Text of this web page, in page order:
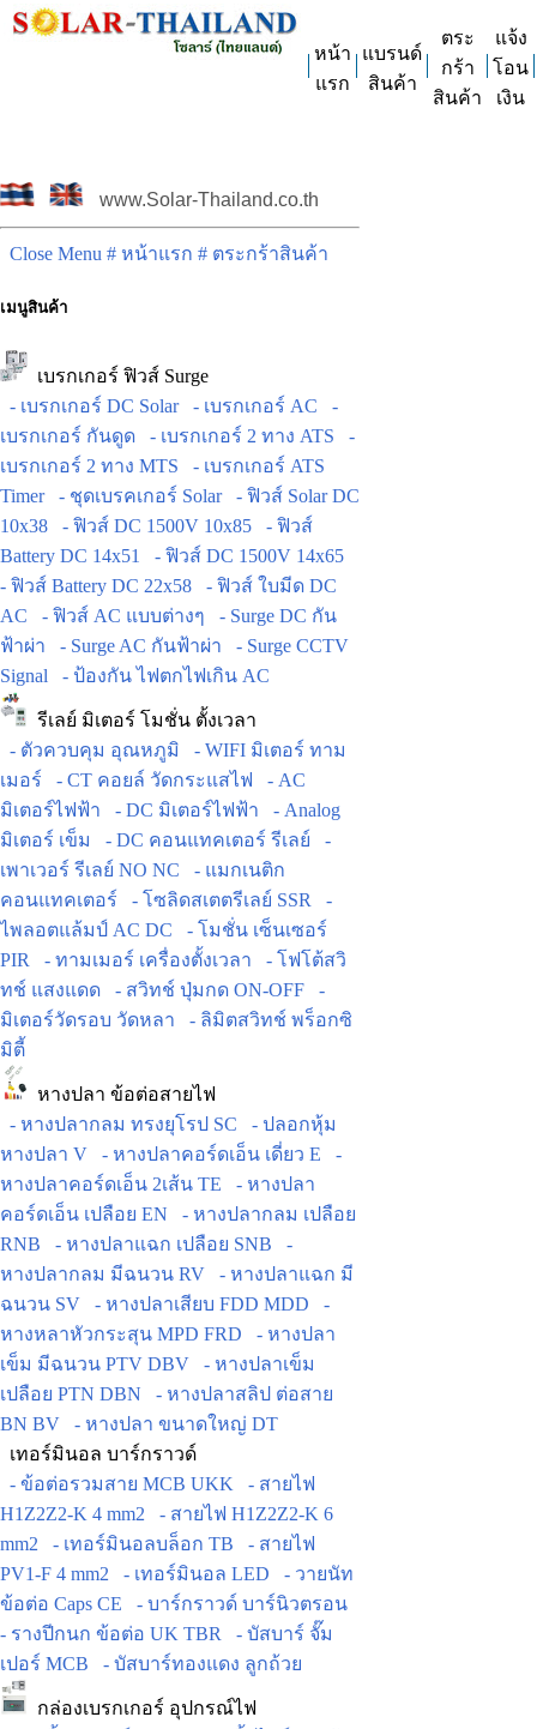
หน้า
แรก
แบรนด์
สินค้า
ตระ
กร้า
สินค้า
แจ้ง
โอน
เงิน
www.Solar-Thailand.co.th
Close Menu # หน้าแรก # ตระกร้าสินค้า
เมนูสินค้า
เบรกเกอร์ ฟิวส์ Surge
- เบรกเกอร์ DC Solar
- เบรกเกอร์ AC
-
เบรกเกอร์ กันดูด
- เบรกเกอร์ 2 ทาง ATS
-
เบรกเกอร์ 2 ทาง MTS
- เบรกเกอร์ ATS
Timer
- ชุดเบรคเกอร์ Solar
- ฟิวส์ Solar DC
10x38
- ฟิวส์ DC 1500V 10x85
- ฟิวส์
Battery DC 14x51
- ฟิวส์ DC 1500V 14x65
- ฟิวส์ Battery DC 22x58
- ฟิวส์ ใบมีด DC
AC
- ฟิวส์ AC แบบต่างๆ
- Surge DC กัน
ฟ้าผ่า
- Surge AC กันฟ้าผ่า
- Surge CCTV
Signal
- ป้องกัน ไฟตกไฟเกิน AC
รีเลย์ มิเตอร์ โมชั่น ตั้งเวลา
- ตัวควบคุม อุณหภูมิ
- WIFI มิเตอร์ ทาม
เมอร์
- CT คอยล์ วัดกระแสไฟ
- AC
มิเตอร์ไฟฟ้า
- DC มิเตอร์ไฟฟ้า
- Analog
มิเตอร์ เข็ม
- DC คอนแทคเตอร์ รีเลย์
-
เพาเวอร์ รีเลย์ NO NC
- แมกเนติก
คอนแทคเตอร์
- โซลิดสเตตรีเลย์ SSR
-
ไพลอตแล้มป์ AC DC
- โมชั่น เซ็นเซอร์
PIR
- ทามเมอร์ เครื่องตั้งเวลา
- โฟโต้สวิ
ทช์ แสงแดด
- สวิทช์ ปุ่มกด ON-OFF
-
มิเตอร์วัดรอบ วัดหลา
- ลิมิตสวิทช์ พร็อกซิ
มิตี้
หางปลา ข้อต่อสายไฟ
- หางปลากลม ทรงยุโรป SC
- ปลอกหุ้ม
หางปลา V
- หางปลาคอร์ดเอ็น เดี่ยว E
-
หางปลาคอร์ดเอ็น 2เส้น TE
- หางปลา
คอร์ดเอ็น เปลือย EN
- หางปลากลม เปลือย
RNB
- หางปลาแฉก เปลือย SNB
-
หางปลากลม มีฉนวน RV
- หางปลาแฉก มี
ฉนวน SV
- หางปลาเสียบ FDD MDD
-
หางหลาหัวกระสุน MPD FRD
- หางปลา
เข็ม มีฉนวน PTV DBV
- หางปลาเข็ม
เปลือย PTN DBN
- หางปลาสลิป ต่อสาย
BN BV
- หางปลา ขนาดใหญ่ DT
เทอร์มินอล บาร์กราวด์
- ข้อต่อรวมสาย MCB UKK
- สายไฟ
H1Z2Z2-K 4 mm2
- สายไฟ H1Z2Z2-K 6
mm2
- เทอร์มินอลบล็อก TB
- สายไฟ
PV1-F 4 mm2
- เทอร์มินอล LED
- วายนัท
ข้อต่อ Caps CE
- บาร์กราวด์ บาร์นิวตรอน
- รางปีกนก ข้อต่อ UK TBR
- บัสบาร์ จั๊ม
เปอร์ MCB
- บัสบาร์ทองแดง ลูกถ้วย
กล่องเบรกเกอร์ อุปกรณ์ไฟ